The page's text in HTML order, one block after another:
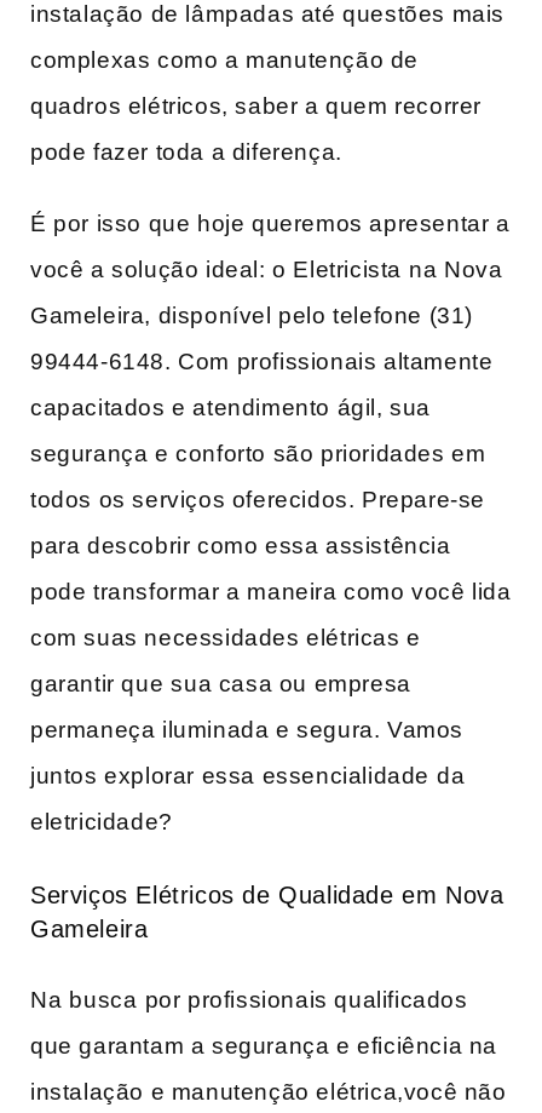
instalação de lâmpadas até questões mais
complexas como ​a manutenção‍ de
quadros ​elétricos, saber a quem recorrer
pode fazer toda a diferença.
É por isso que hoje queremos apresentar a
você a solução ideal: o Eletricista⁣ na Nova
Gameleira, disponível pelo telefone (31)
99444-6148. Com profissionais altamente
capacitados e atendimento ágil, sua
segurança e conforto são prioridades em
todos os serviços oferecidos. Prepare-se
para descobrir como essa assistência
pode transformar a maneira como você lida
com‌ suas necessidades elétricas e
garantir que ⁤sua casa ou empresa
permaneça iluminada e segura. Vamos
juntos explorar essa essencialidade ⁢da
eletricidade?
Serviços Elétricos de Qualidade em Nova
Gameleira
Na⁣ busca ⁣por profissionais qualificados
que garantam a segurança e eficiência na
instalação e manutenção elétrica,você não⁣